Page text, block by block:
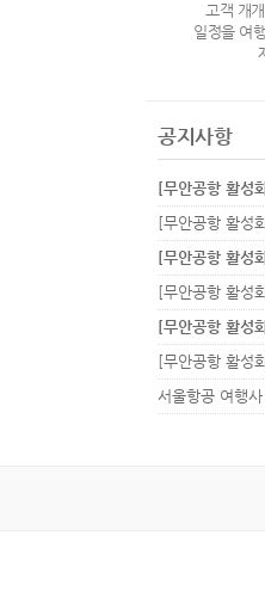
고객 개
일정을 여
공지사항
[무안공항 활성
[무안공항 활성
[무안공항 활성
서울항공 여행사